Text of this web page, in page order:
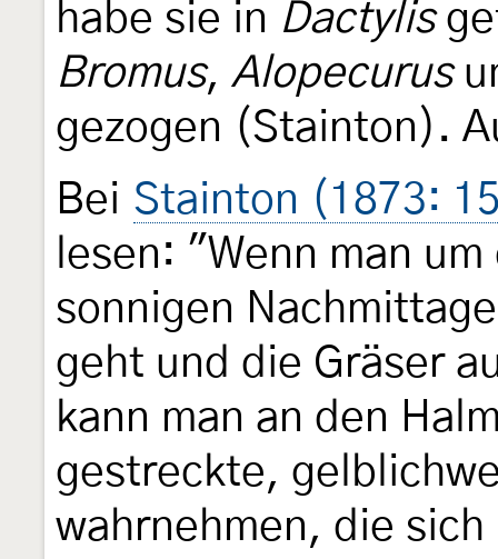
habe sie in Dactylis
Bromus, Alopecurus
gezogen (Stainton).
Bei Stainton (1873:
lesen: "Wenn man
sonnigen
geht und die Gräser
kann man an den
gestreckte,
wahrnehmen, die